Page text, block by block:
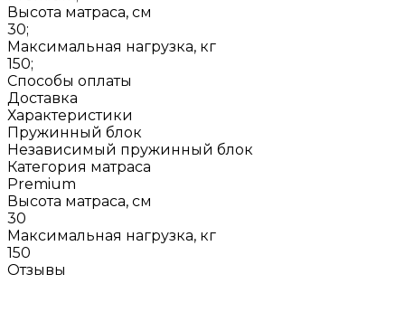
Высота матраса, см
30;
Максимальная нагрузка, кг
150;
Способы оплаты
Доставка
Характеристики
Пружинный блок
Независимый пружинный блок
Категория матраса
Premium
Высота матраса, см
30
Максимальная нагрузка, кг
150
Отзывы